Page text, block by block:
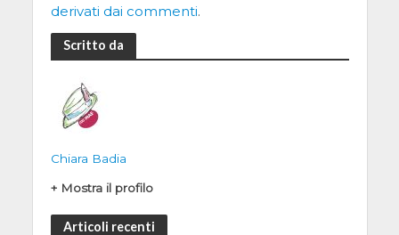
derivati dai commenti.
Scritto da
Chiara Badia
+ Mostra il profilo
Articoli recenti